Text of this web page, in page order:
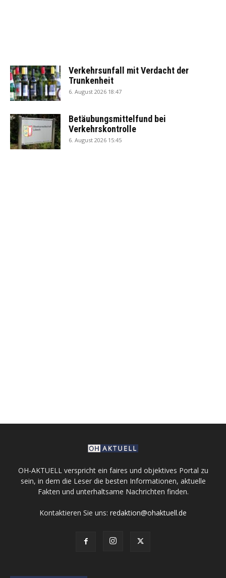
Verkehrsunfall mit Verdacht der
Trunkenheit
6. August 2026 18:47
Betäubungsmittelfund bei
Verkehrskontrolle
6. August 2026 15:45
OH-AKTUELL verspricht ein faires und objektives Portal zu
sein, in dem die Leser die besten Informationen, aktuelle
Fakten und unterhaltsame Nachrichten finden.
Kontaktieren Sie uns: redaktion@ohaktuell.de